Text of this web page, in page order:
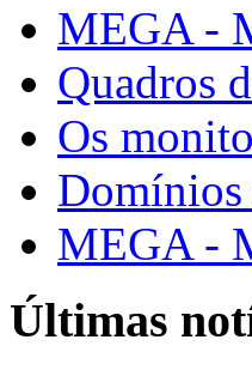
MEGA -
Quadros
Os
Domínios
MEGA -
Últimas